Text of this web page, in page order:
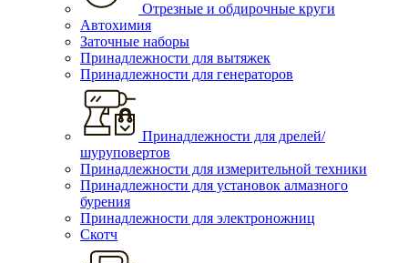
Отрезные и обдирочные круги
Автохимия
Заточные наборы
Принадлежности для вытяжек
Принадлежности для генераторов
Принадлежности для дрелей/
шуруповертов
Принадлежности для измерительной техники
Принадлежности для установок алмазного
бурения
Принадлежности для электроножниц
Скотч